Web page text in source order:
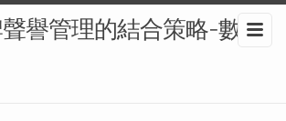
譽管理的結合策略-數位